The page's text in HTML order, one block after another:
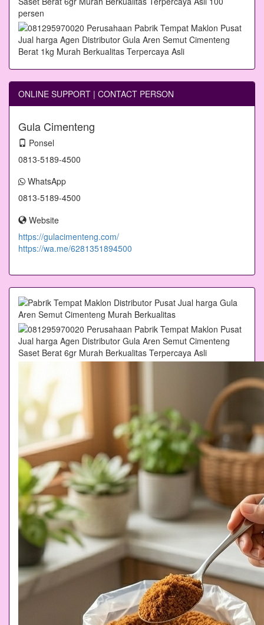
ONLINE SUPPORT | CONTACT PERSON
Gula Cimenteng
Ponsel
0813-5189-4500
WhatsApp
0813-5189-4500
Website
https://gulacimenteng.com/
https://wa.me/6281351894500